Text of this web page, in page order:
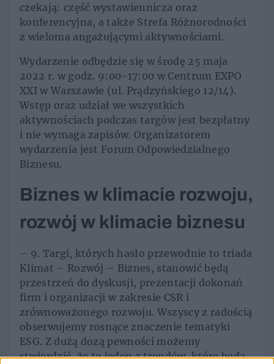
czekają: część wystawiennicza oraz
konferencyjna, a także Strefa Różnorodności
z wieloma angażującymi aktywnościami.
Wydarzenie odbędzie się w środę 25 maja
2022 r. w godz. 9:00-17:00 w Centrum EXPO
XXI w Warszawie (ul. Prądzyńskiego 12/14).
Wstęp oraz udział we wszystkich
aktywnościach podczas targów jest bezpłatny
i nie wymaga zapisów. Organizatorem
wydarzenia jest Forum Odpowiedzialnego
Biznesu.
Biznes w klimacie rozwoju,
rozwój w klimacie biznesu
– 9. Targi, których hasło przewodnie to triada
Klimat – Rozwój – Biznes, stanowić będą
przestrzeń do dyskusji, prezentacji dokonań
firm i organizacji w zakresie CSR i
zrównoważonego rozwoju. Wszyscy z radością
obserwujemy rosnące znaczenie tematyki
ESG. Z dużą dozą pewności możemy
stwierdzić, że to jeden z trendów, które będą